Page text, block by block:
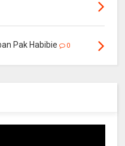
Pak Habibie 0